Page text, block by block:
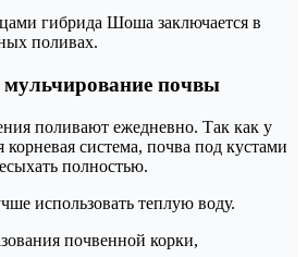
гибрида Шоша заключается в
поливах.
почвы
поливают ежедневно. Так как у
корневая система, почва под кустами
полностью.
использовать теплую воду.
почвенной корки,